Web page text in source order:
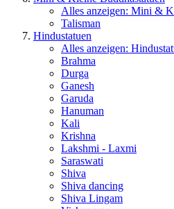
Alles anzeigen: Mini &
Talisman
Hindustatuen
Alles anzeigen:
Brahma
Durga
Ganesh
Garuda
Hanuman
Kali
Krishna
Lakshmi - Laxmi
Saraswati
Shiva
Shiva dancing
Shiva Lingam